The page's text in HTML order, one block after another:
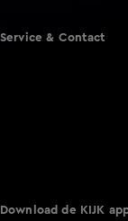
Service & Contact
Download de KIJK